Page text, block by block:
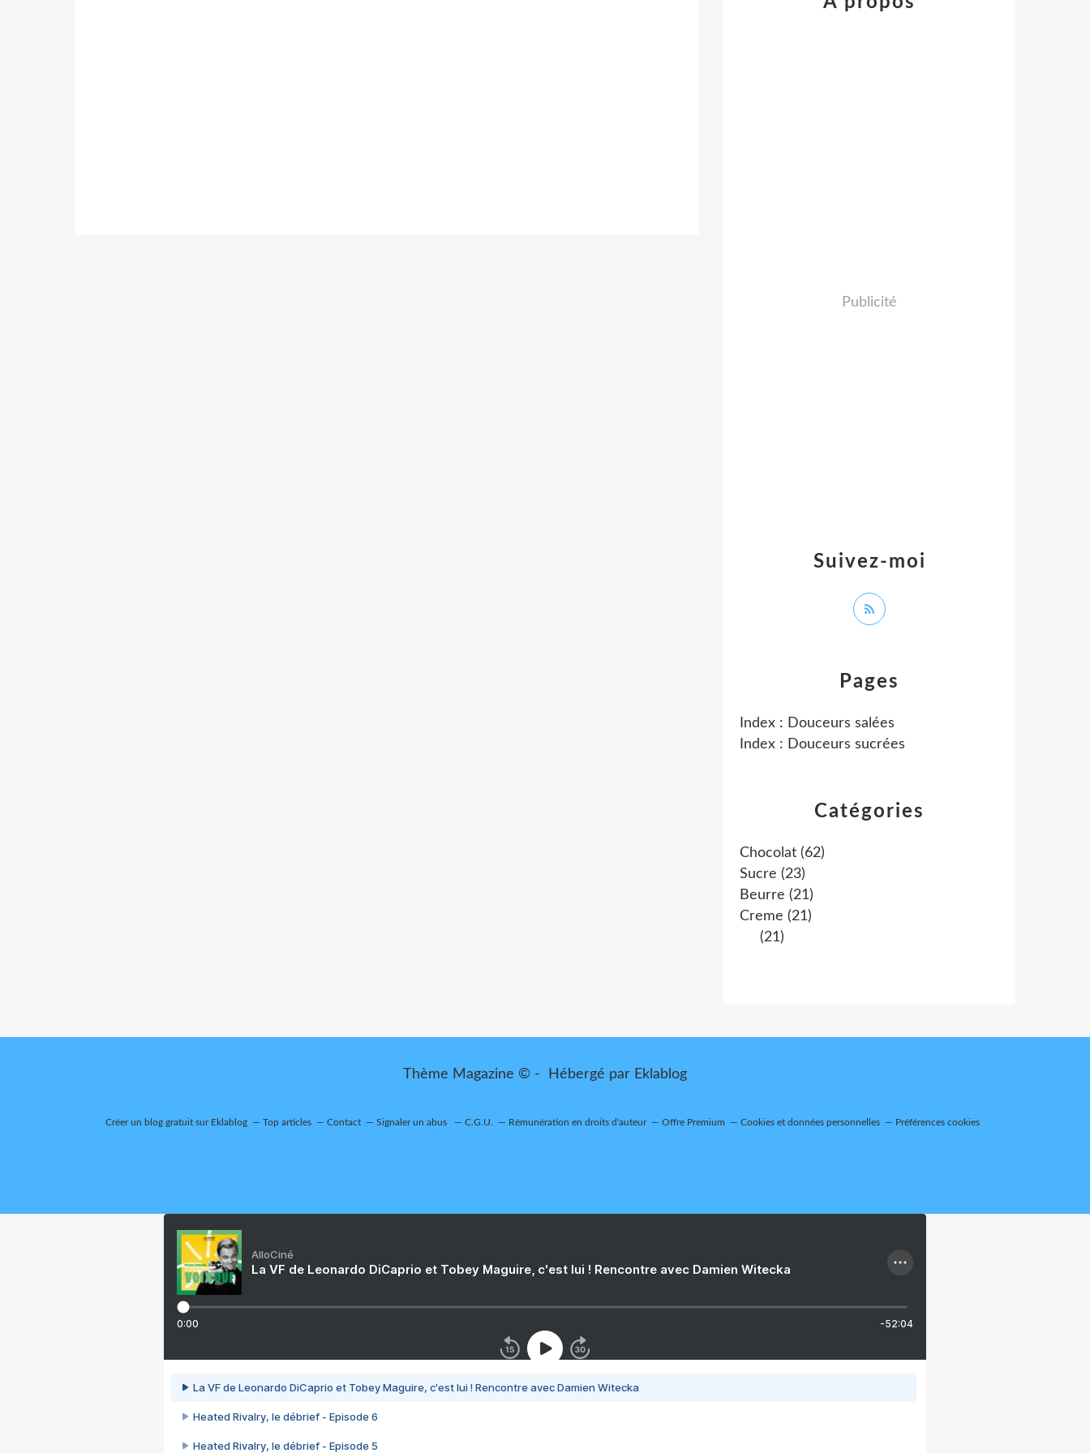
Catégories
Chocolat (62)
Sucre (23)
Beurre (21)
Creme (21)
(21)
Pages
Index : Douceurs salées
Index : Douceurs sucrées
Suivez-moi
Publicité
Thème Magazine © - Hébergé par Eklablog
Créer un blog gratuit sur Eklablog Top articles Contact Signaler un abus C.G.U. Rémunération en droits d'auteur Offre Premium Cookies et données personnelles Préférences cookies
AlloCiné
La VF de Leonardo DiCaprio et Tobey Maguire, c'est lui ! Rencontre avec Damien Witecka
0:00 -52:04
La VF de Leonardo DiCaprio et Tobey Maguire, c'est lui ! Rencontre avec Damien Witecka
Heated Rivalry, le débrief - Episode 6
Heated Rivalry, le débrief - Episode 5